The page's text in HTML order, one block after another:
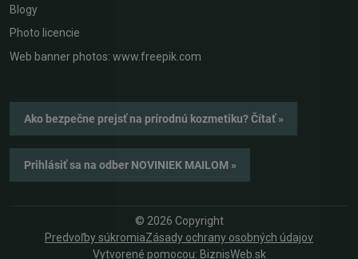
Blogy
Photo licencie
Web banner photos: www.freepik.com
Ako bezpečne prejsť na prírodnú kozmetiku? Čítať »
Prihlásiť sa na odber NOVINIEK MAILOM »
© 2026 Copyright
Predvoľby súkromiaZásady ochrany osobných údajov
Vytvorené pomocou: BiznisWeb.sk